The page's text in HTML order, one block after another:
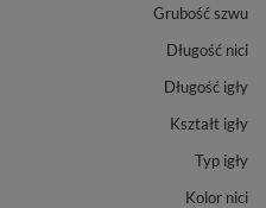
Grubość szwu
Długość nici
Długość igły
Kształt igły
Typ igły
Kolor nici